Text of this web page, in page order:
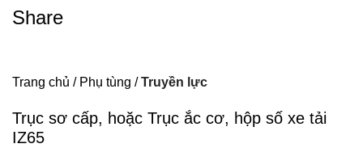
Trang chủ Phụ tùng Truyền lực
Trục sơ cấp, hoặc Trục ắc cơ, hộp số xe tải
IZ65
Share